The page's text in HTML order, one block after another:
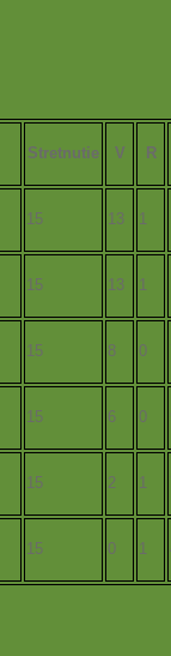
Stretnutie V R
15 13 1
15 13 1
15 8 0
15 6 0
15 2 1
15 0 1